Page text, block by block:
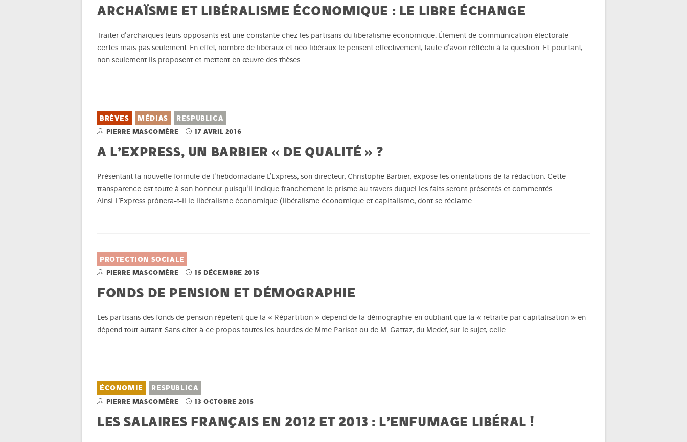
ARCHAÏSME ET LIBÉRALISME ÉCONOMIQUE : LE LIBRE ÉCHANGE
Traiter d'archaïques leurs opposants est une constante chez les partisans du libéralisme économique. Élément de communication électorale
certes mais pas seulement. En effet, nombre de libéraux et néo libéraux le pensent effectivement, faute d'avoir réfléchi à la question. Et pourtant,
non seulement ils proposent et mettent en œuvre des thèses…
BRÈVES MÉDIAS RESPUBLICA
PIERRE MASCOMÈRE 17 AVRIL 2016
A L’EXPRESS, UN BARBIER « DE QUALITÉ » ?
Présentant la nouvelle formule de l'hebdomadaire L’Express, son directeur, Christophe Barbier, expose les orientations de la rédaction. Cette
transparence est toute à son honneur puisqu'il indique franchement le prisme au travers duquel les faits seront présentés et commentés.
Ainsi L’Express prônera-t-il le libéralisme économique (libéralisme économique et capitalisme, dont se réclame…
PROTECTION SOCIALE
PIERRE MASCOMÈRE 15 DÉCEMBRE 2015
FONDS DE PENSION ET DÉMOGRAPHIE
Les partisans des fonds de pension répètent que la « Répartition » dépend de la démographie en oubliant que la « retraite par capitalisation » en
dépend tout autant. Sans citer à ce propos toutes les bourdes de Mme Parisot ou de M. Gattaz, du Medef, sur le sujet, celle…
ÉCONOMIE RESPUBLICA
PIERRE MASCOMÈRE 13 OCTOBRE 2015
LES SALAIRES FRANÇAIS EN 2012 ET 2013 : L’ENFUMAGE LIBÉRAL !